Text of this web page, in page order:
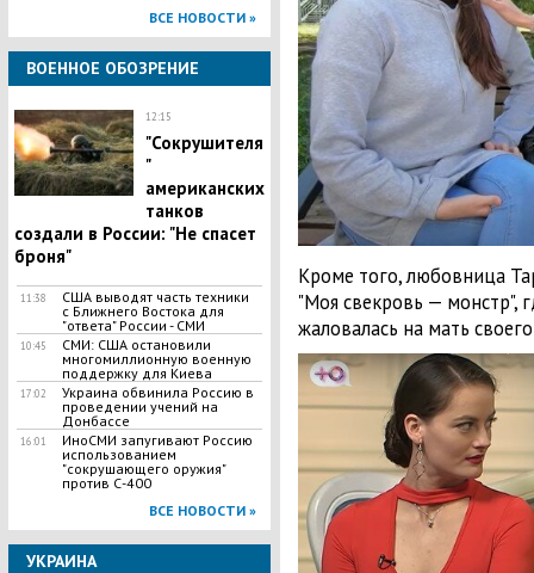
ВСЕ НОВОСТИ »
ВОЕННОЕ ОБОЗРЕНИЕ
12:15
"Сокрушителя
"
американских
танков
создали в России: "Не спасет
броня"
11:38
США выводят часть техники
с Ближнего Востока для
"ответа" России - СМИ
10:45
СМИ: США остановили
многомиллионную военную
поддержку для Киева
17:02
Украина обвинила Россию в
проведении учений на
Донбассе
16:01
ИноСМИ запугивают Россию
использованием
"сокрушающего оружия"
против С-400
ВСЕ НОВОСТИ »
УКРАИНА
Кроме того, любовница
"Моя свекровь — монстр",
жаловалась на мать